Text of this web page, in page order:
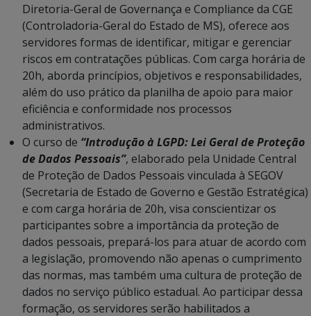
Diretoria-Geral de Governança e Compliance da CGE
(Controladoria-Geral do Estado de MS), oferece aos
servidores formas de identificar, mitigar e gerenciar
riscos em contratações públicas. Com carga horária de
20h, aborda princípios, objetivos e responsabilidades,
além do uso prático da planilha de apoio para maior
eficiência e conformidade nos processos
administrativos.
O curso de “Introdução à LGPD: Lei Geral de Proteção
de Dados Pessoais”, elaborado pela Unidade Central
de Proteção de Dados Pessoais vinculada à SEGOV
(Secretaria de Estado de Governo e Gestão Estratégica)
e com carga horária de 20h, visa conscientizar os
participantes sobre a importância da proteção de
dados pessoais, prepará-los para atuar de acordo com
a legislação, promovendo não apenas o cumprimento
das normas, mas também uma cultura de proteção de
dados no serviço público estadual. Ao participar dessa
formação, os servidores serão habilitados a